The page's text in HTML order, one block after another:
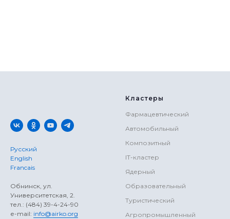
Русский
English
Francais
Обнинск, ул.
Университетская, 2.
тел.: (484) 39-4-24-90
е-mail: info@airko.org
Кластеры
Фармацевтический
Автомобильный
Композитный
IT-кластер
Ядерный
Образовательный
Туристический
Агропромышленный